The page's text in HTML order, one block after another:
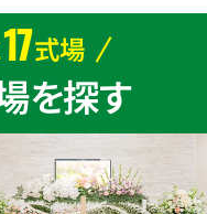
17式場
を探す